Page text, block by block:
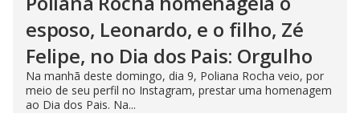
esposo, Leonardo, e o filho, Zé
Felipe, no Dia dos Pais: Orgulho
Na manhã deste domingo, dia 9, Poliana Rocha veio, por
meio de seu perfil no Instagram, prestar uma homenagem
ao Dia dos Pais. Na...